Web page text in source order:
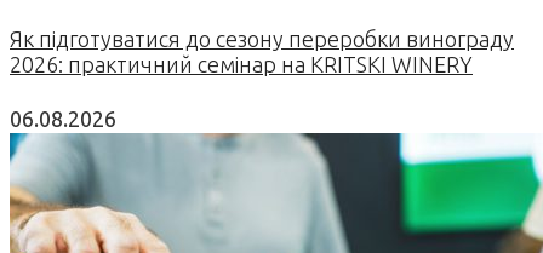
Як підготуватися до сезону переробки винограду
2026: практичний семінар на KRITSKI WINERY
06.08.2026